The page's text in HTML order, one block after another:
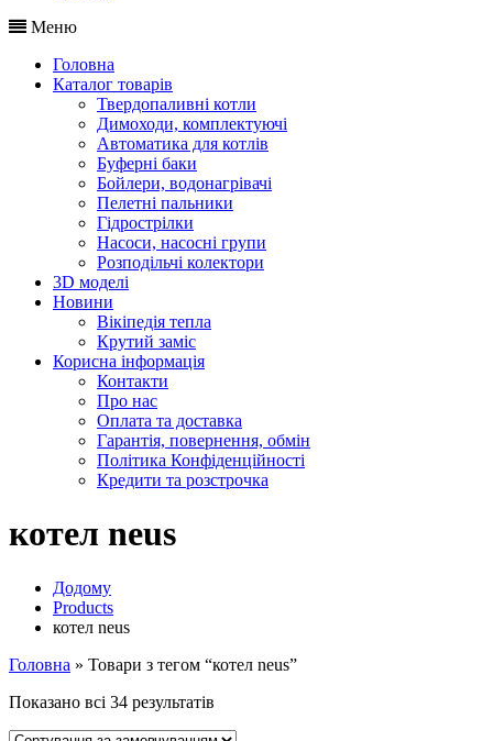
Меню
Головна
Каталог товарів
Твердопаливні котли
Димоходи, комплектуючі
Автоматика для котлів
Буферні баки
Бойлери, водонагрівачі
Пелетні пальники
Гідрострілки
Насоси, насосні групи
Розподільчі колектори
3D моделі
Новини
Вікіпедія тепла
Крутий заміс
Корисна інформація
Контакти
Про нас
Оплата та доставка
Гарантія, повернення, обмін
Політика Конфіденційності
Кредити та розстрочка
котел neus
Додому
Products
котел neus
Головна » Товари з тегом “котел neus”
Показано всі 34 результатів